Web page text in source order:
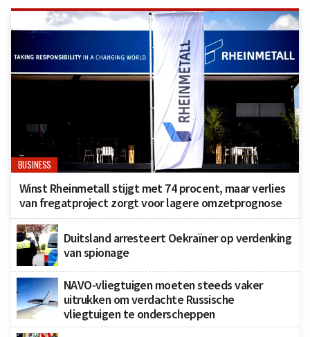
BUSINESS
Winst Rheinmetall stijgt met 74 procent, maar verlies
van fregatproject zorgt voor lagere omzetprognose
Duitsland arresteert Oekraïner op verdenking
van spionage
NAVO-vliegtuigen moeten steeds vaker
uitrukken om verdachte Russische
vliegtuigen te onderscheppen